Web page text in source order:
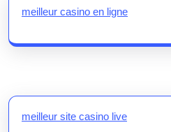
meilleur casino en ligne
meilleur site casino live